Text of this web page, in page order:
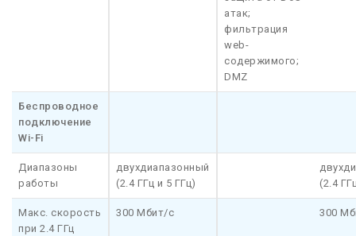
атак;
фильтрация
web-
содержимого;
DMZ
Беспроводное
подключение
Wi-Fi
Диапазоны
работы
двухдиапазонный
(2.4 ГГц и 5 ГГц)
(2.4
Макс. скорость
при 2.4 ГГц
300 Мбит/с 300